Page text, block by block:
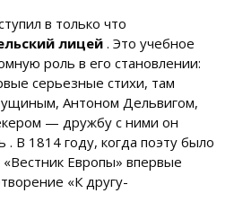
в только что
лицей . Это учебное
роль в его становлении:
серьезные стихи, там
Антоном Дельвигом,
— дружбу с ними он
. В 1814 году, когда поэту было
Европы» впервые
«К другу-